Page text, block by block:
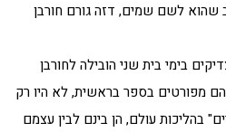
שהוא לשם שמים, דזה גורם חורבן
בימי בית שני הובילה לחורבן
מפורטים בספר בראשית, לא היו רק
בהליכות עולם, הן בינם לבין עצמם